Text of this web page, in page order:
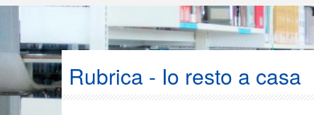
Rubrica - Io resto a casa